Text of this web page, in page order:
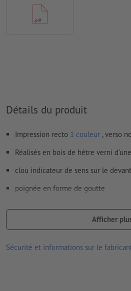
Comment créer correctement des
Détails du produit
Impression recto 1 couleur , verso
Réalisés en bois de hêtre verni
clou indicateur de sens sur le devant
poignée en forme de goutte
Afficher
Sécurité et informations sur le